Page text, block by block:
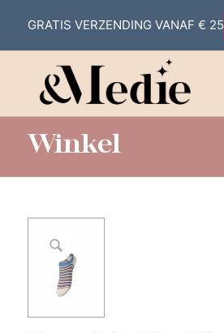
Winkel
GRATIS VERZENDING VANAF € 25